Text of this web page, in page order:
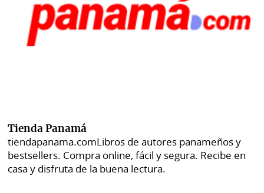
Tienda Panamá
tiendapanama.comLibros de autores panameños y
bestsellers. Compra online, fácil y segura. Recibe en
casa y disfruta de la buena lectura.